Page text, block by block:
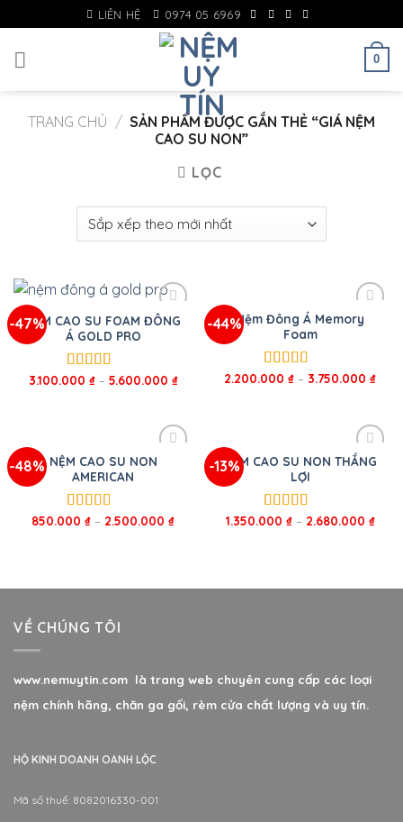
to
content
LIÊN HỆ 0974 05 6969
0
TRANG CHỦ / SẢN PHẨM ĐƯỢC GẮN THẺ “GIÁ NỆM
CAO SU NON”
LỌC
-47%
NỆM CAO SU FOAM ĐÔNG
Á GOLD PRO
Được xếp
3.100.000 ₫– 5.600.000 ₫
-44%Nệm Đông Á Memory
Foam
Được xếp
2.200.000 ₫ – 3.750.000 ₫
-48% NỆM CAO SU NON
AMERICAN
Được xếp
850.000 ₫ – 2.500.000 ₫
-13%NỆM CAO SU NON THẮNG
LỢI
Được xếp
1.350.000 ₫– 2.680.000 ₫
VỀ CHÚNG TÔI
www.nemuytin.com là trang web chuyên cung cấp các loại
nệm chính hãng, chăn ga gối, rèm cửa chất lượng và uy tín.
HỘ KINH DOANH OANH LỘC
Mã số thuế: 8082016330-001